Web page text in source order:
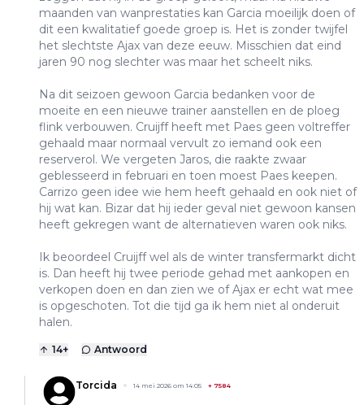
maanden van wanprestaties kan Garcia moeilijk doen of
dit een kwalitatief goede groep is. Het is zonder twijfel
het slechtste Ajax van deze eeuw. Misschien dat eind
jaren 90 nog slechter was maar het scheelt niks.
Na dit seizoen gewoon Garcia bedanken voor de
moeite en een nieuwe trainer aanstellen en de ploeg
flink verbouwen. Cruijff heeft met Paes geen voltreffer
gehaald maar normaal vervult zo iemand ook een
reserverol. We vergeten Jaros, die raakte zwaar
geblesseerd in februari en toen moest Paes keepen.
Carrizo geen idee wie hem heeft gehaald en ook niet of
hij wat kan. Bizar dat hij ieder geval niet gewoon kansen
heeft gekregen want de alternatieven waren ook niks.
Ik beoordeel Cruijff wel als de winter transfermarkt dicht
is. Dan heeft hij twee periode gehad met aankopen en
verkopen doen en dan zien we of Ajax er echt wat mee
is opgeschoten. Tot die tijd ga ik hem niet al onderuit
halen.
14+ Antwoord
Torcida 14 mei 2026 om 14:05 + 7584